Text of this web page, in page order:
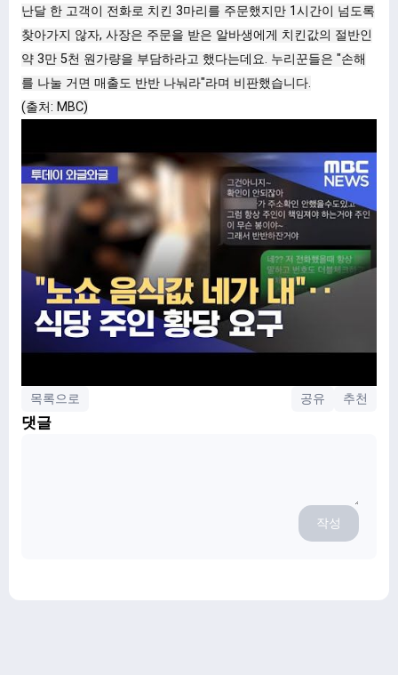
난달 한 고객이 전화로 치킨 3마리를 주문했지만 1시간이 넘도록
찾아가지 않자, 사장은 주문을 받은 알바생에게 치킨값의 절반인
약 3만 5천 원가량을 부담하라고 했다는데요. 누리꾼들은 "손해
를 나눌 거면 매출도 반반 나눠라"라며 비판했습니다.
(출처: MBC)
목록으로 공유 추천
댓글
작성